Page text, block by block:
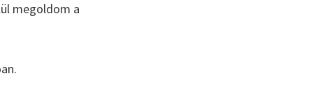
megoldom a